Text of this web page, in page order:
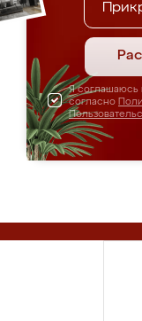
Я соглашаюсь
согласно